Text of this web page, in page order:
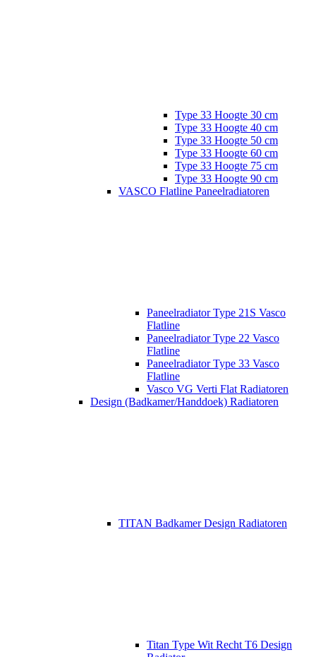
Type 33 Hoogte 30 cm
Type 33 Hoogte 40 cm
Type 33 Hoogte 50 cm
Type 33 Hoogte 60 cm
Type 33 Hoogte 75 cm
Type 33 Hoogte 90 cm
VASCO Flatline Paneelradiatoren
Paneelradiator Type 21S Vasco
Flatline
Paneelradiator Type 22 Vasco
Flatline
Paneelradiator Type 33 Vasco
Flatline
Vasco VG Verti Flat Radiatoren
Design (Badkamer/Handdoek) Radiatoren
TITAN Badkamer Design Radiatoren
Titan Type Wit Recht T6 Design